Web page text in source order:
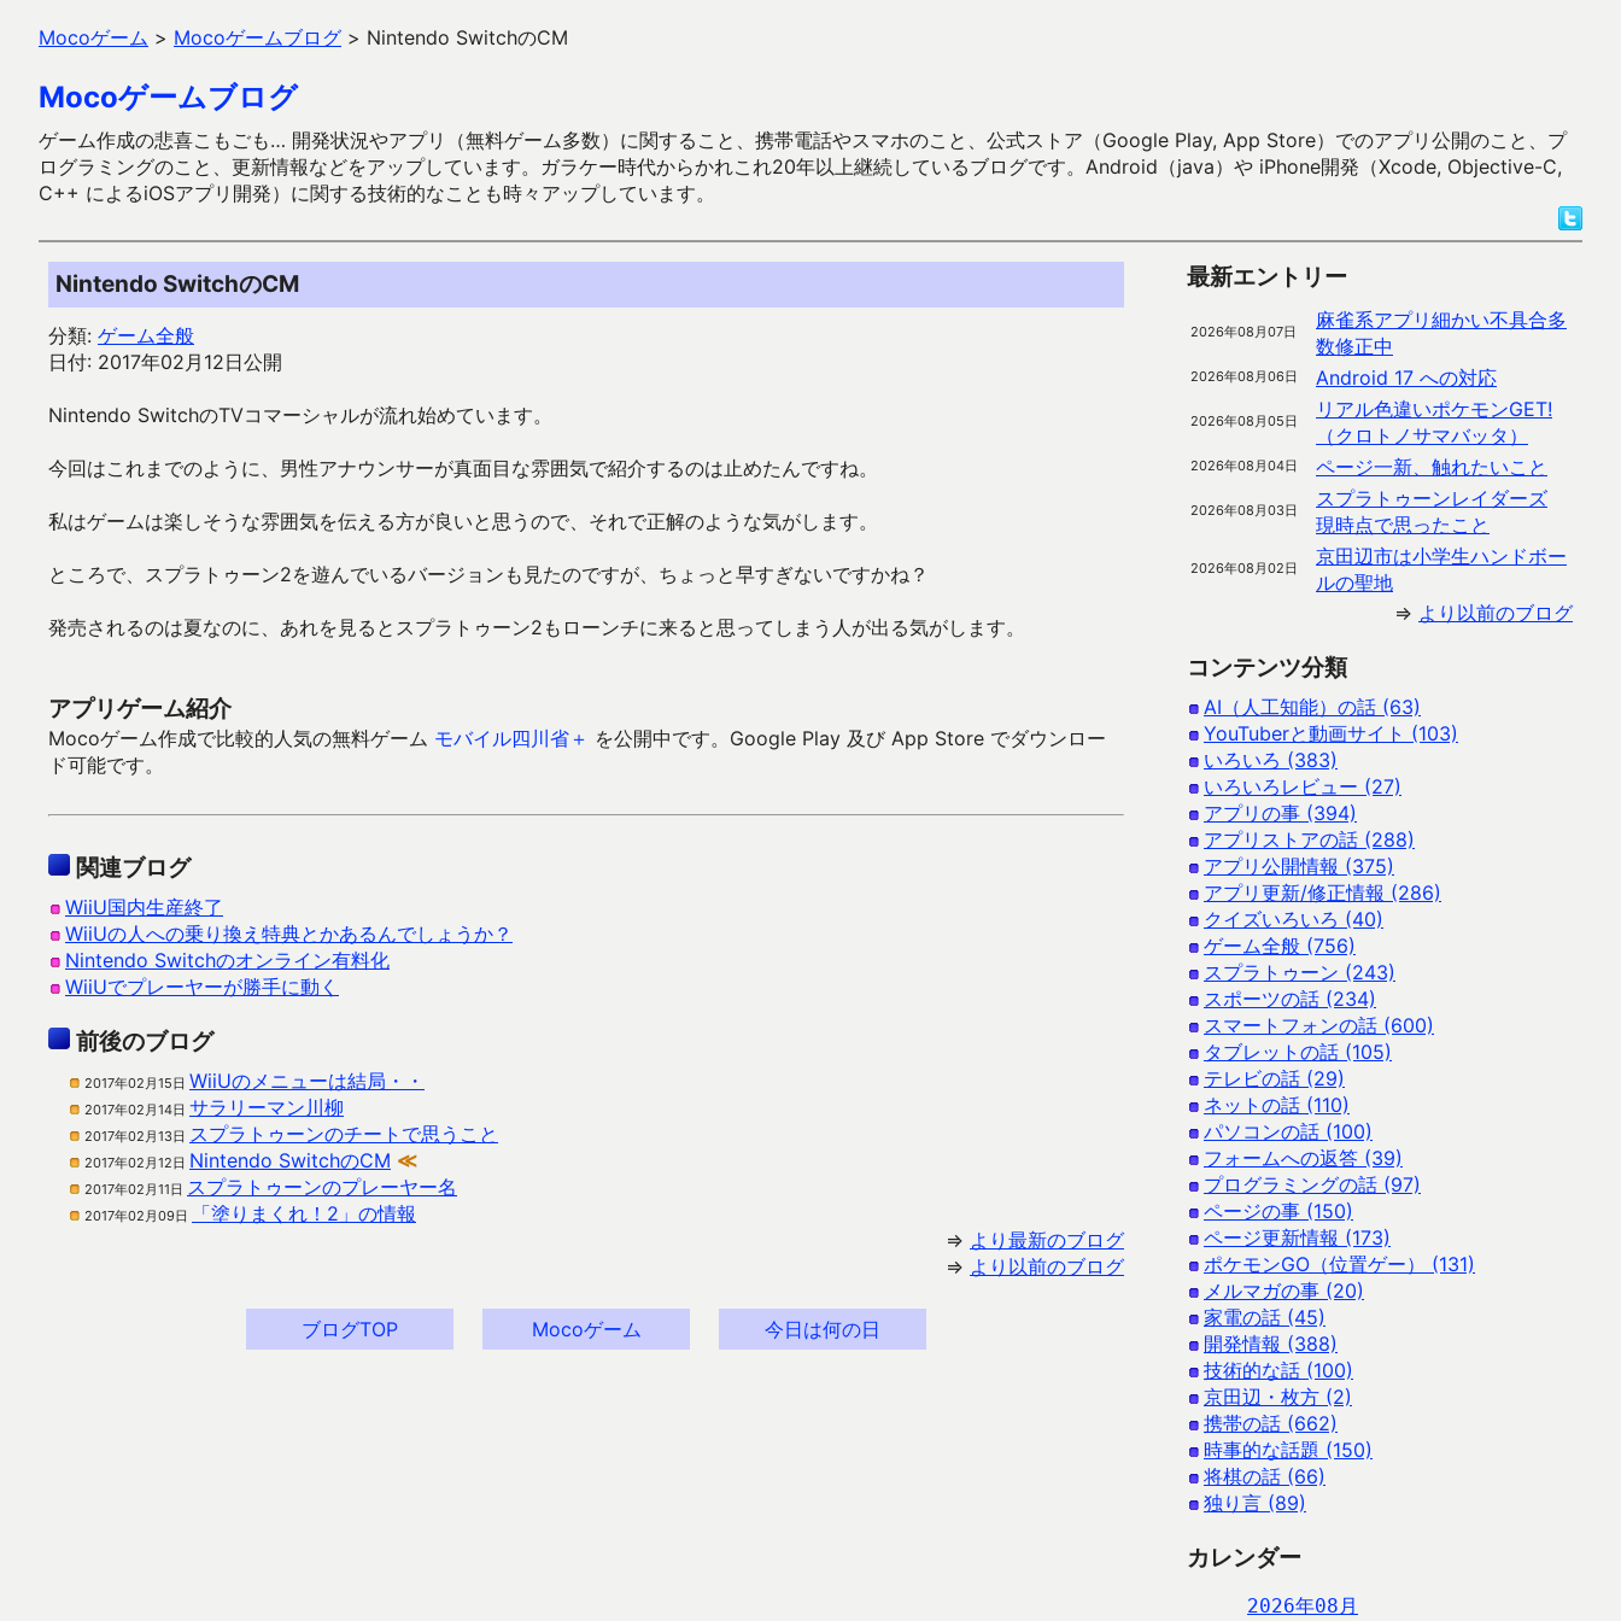
Mocoゲーム > Mocoゲームブログ > Nintendo SwitchのCM
Mocoゲームブログ
ゲーム作成の悲喜こもごも… 開発状況やアプリ（無料ゲーム多数）に関すること、携帯電話やスマホのこと、公式ストア（Google Play, App Store）でのアプリ公開のこと、プ
ログラミングのこと、更新情報などをアップしています。ガラケー時代からかれこれ20年以上継続しているブログです。Android（java）や iPhone開発（Xcode, Objective-C,
C++ によるiOSアプリ開発）に関する技術的なことも時々アップしています。
Nintendo SwitchのCM
分類: ゲーム全般
日付: 2017年02月12日公開
Nintendo SwitchのTVコマーシャルが流れ始めています。
今回はこれまでのように、男性アナウンサーが真面目な雰囲気で紹介するのは止めたんですね。
私はゲームは楽しそうな雰囲気を伝える方が良いと思うので、それで正解のような気がします。
ところで、スプラトゥーン2を遊んでいるバージョンも見たのですが、ちょっと早すぎないですかね？
発売されるのは夏なのに、あれを見るとスプラトゥーン2もローンチに来ると思ってしまう人が出る気がします。
アプリゲーム紹介
Mocoゲーム作成で比較的人気の無料ゲーム モバイル四川省＋ を公開中です。Google Play 及び App Store でダウンロー
ド可能です。
関連ブログ
WiiU国内生産終了
WiiUの人への乗り換え特典とかあるんでしょうか？
Nintendo Switchのオンライン有料化
WiiUでプレーヤーが勝手に動く
前後のブログ
2017年02月15日 WiiUのメニューは結局・・
2017年02月14日 サラリーマン川柳
2017年02月13日 スプラトゥーンのチートで思うこと
2017年02月12日 Nintendo SwitchのCM ≪
2017年02月11日 スプラトゥーンのプレーヤー名
2017年02月09日
「塗りまくれ！2」の情報
⇒ より最新のブログ
⇒ より以前のブログ
ブログTOP Mocoゲーム 今日は何の日
最新エントリー
2026年08月07日
麻雀系アプリ細かい不具合多
数修正中
2026年08月06日 Android 17 への対応
2026年08月05日
リアル色違いポケモンGET!
（クロトノサマバッタ）
2026年08月04日 ページ一新、触れたいこと
2026年08月03日
スプラトゥーンレイダーズ
現時点で思ったこと
2026年08月02日
京田辺市は小学生ハンドボー
ルの聖地
⇒ より以前のブログ
コンテンツ分類
AI（人工知能）の話 (63)
YouTuberと動画サイト (103)
いろいろ (383)
いろいろレビュー (27)
アプリの事 (394)
アプリストアの話 (288)
アプリ公開情報 (375)
アプリ更新/修正情報 (286)
クイズいろいろ (40)
ゲーム全般 (756)
スプラトゥーン (243)
スポーツの話 (234)
スマートフォンの話 (600)
タブレットの話 (105)
テレビの話 (29)
ネットの話 (110)
パソコンの話 (100)
フォームへの返答 (39)
プログラミングの話 (97)
ページの事 (150)
ページ更新情報 (173)
ポケモンGO（位置ゲー） (131)
メルマガの事 (20)
家電の話 (45)
開発情報 (388)
技術的な話 (100)
京田辺・枚方 (2)
携帯の話 (662)
時事的な話題 (150)
将棋の話 (66)
独り言 (89)
カレンダー
2026年08月